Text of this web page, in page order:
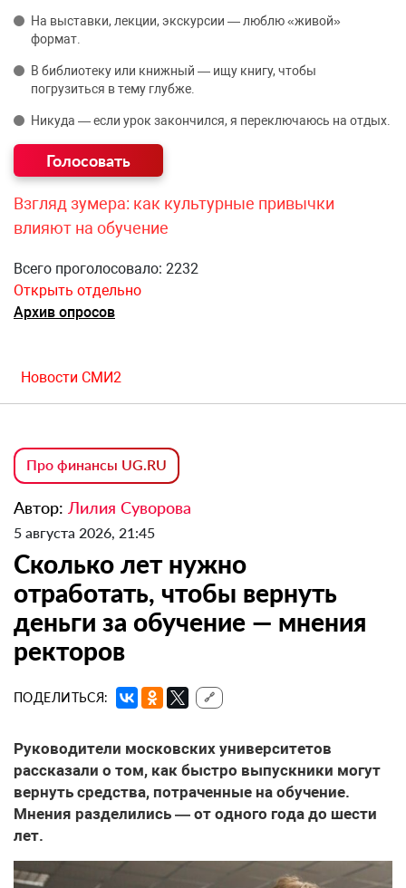
На выставки, лекции, экскурсии — люблю «живой»
формат.
В библиотеку или книжный — ищу книгу, чтобы
погрузиться в тему глубже.
Никуда — если урок закончился, я переключаюсь на отдых.
Взгляд зумера: как культурные привычки
влияют на обучение
Всего проголосовало: 2232
Открыть отдельно
Архив опросов
Новости СМИ2
Про финансы UG.RU
Автор: Лилия Суворова
5 августа 2026, 21:45
Сколько лет нужно
отработать, чтобы вернуть
деньги за обучение — мнения
ректоров
ПОДЕЛИТЬСЯ: 🔗
Руководители московских университетов
рассказали о том, как быстро выпускники могут
вернуть средства, потраченные на обучение.
Мнения разделились — от одного года до шести
лет.